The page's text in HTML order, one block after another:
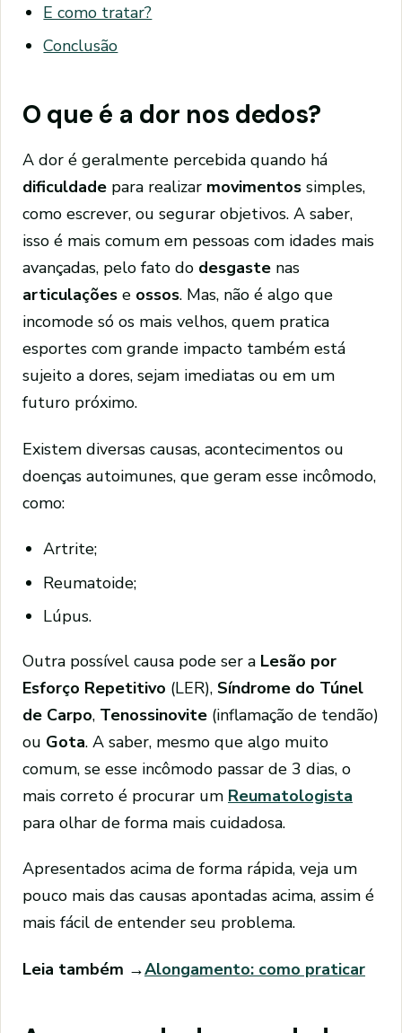
E como tratar?
Conclusão
O que é a dor nos dedos?
A dor é geralmente percebida quando há
dificuldade para realizar movimentos simples,
como escrever, ou segurar objetivos. A saber,
isso é mais comum em pessoas com idades mais
avançadas, pelo fato do desgaste nas
articulações e ossos. Mas, não é algo que
incomode só os mais velhos, quem pratica
esportes com grande impacto também está
sujeito a dores, sejam imediatas ou em um
futuro próximo.
Existem diversas causas, acontecimentos ou
doenças autoimunes, que geram esse incômodo,
como:
Artrite;
Reumatoide;
Lúpus.
Outra possível causa pode ser a Lesão por
Esforço Repetitivo (LER), Síndrome do Túnel
de Carpo, Tenossinovite (inflamação de tendão)
ou Gota. A saber, mesmo que algo muito
comum, se esse incômodo passar de 3 dias, o
mais correto é procurar um Reumatologista
para olhar de forma mais cuidadosa.
Apresentados acima de forma rápida, veja um
pouco mais das causas apontadas acima, assim é
mais fácil de entender seu problema.
Leia também →Alongamento: como praticar